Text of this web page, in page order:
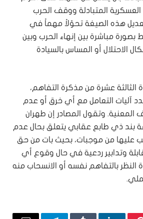
العسكرية المتبادلة ووقف الحرب
هذه الصيغة تحوّلاً مهماً في
بصورة مباشرة بين إنهاء الحرب وبين
الاحتلال أو المساس بالسيادة
الثالثة عشرة من مذكرة التفاهم،
آليات التعامل مع أي خرق أو عدم
المعنية. وتقول المصادر إن طهران
ذي طابع عقابي يتعلق بحال عدم
عليها من موجبات، بحيث بات من حق
وتدابير ردعية في حال وقوع أي
النظر بالتفاهم نفسه أو الانسحاب منه